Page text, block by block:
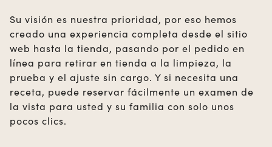
Su visión es nuestra prioridad, por eso hemos
creado una experiencia completa desde el sitio
web hasta la tienda, pasando por el pedido en
línea para retirar en tienda a la limpieza, la
prueba y el ajuste sin cargo. Y si necesita una
receta, puede reservar fácilmente un examen de
la vista para usted y su familia con solo unos
pocos clics.